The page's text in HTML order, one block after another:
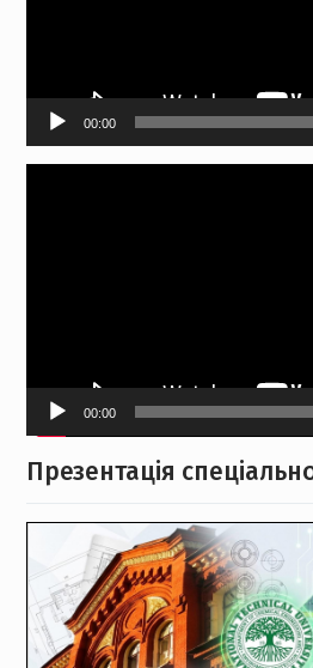
00:00
00:00
Презентація